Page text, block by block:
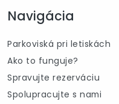
Navigácia
Parkoviská pri letiskách
Ako to funguje?
Spravujte rezerváciu
Spolupracujte s nami